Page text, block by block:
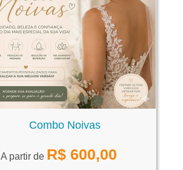
Combo Noivas
A partir de R$ 600,00